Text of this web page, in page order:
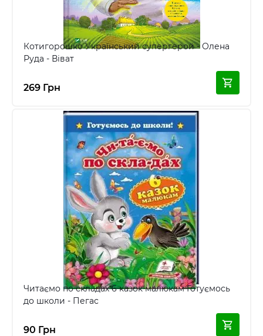
Котигорошко Український супергерой - Олена
Руда - Віват
269 Грн
Читаємо по складах 6 казок малюкам Готуємось
до школи - Пегас
90 Грн